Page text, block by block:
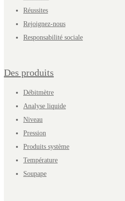
Réussites
Rejoignez-nous
Responsabilité sociale
Des produits
Débitmètre
Analyse liquide
Niveau
Pression
Produits système
Température
Soupape